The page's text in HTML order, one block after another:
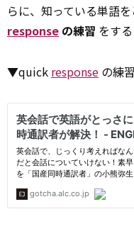
らに、知っている単語
response の練習 をす
▼quick response の練